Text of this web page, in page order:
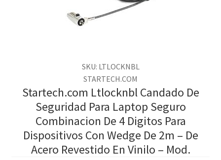
SKU: LTLOCKNBL
STARTECH.COM
Startech.com Ltlocknbl Candado De
Seguridad Para Laptop Seguro
Combinacion De 4 Digitos Para
Dispositivos Con Wedge De 2m – De
Acero Revestido En Vinilo – Mod.